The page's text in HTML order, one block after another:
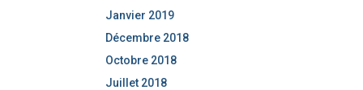
Janvier 2019
Décembre 2018
Octobre 2018
Juillet 2018